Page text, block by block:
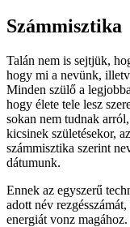
Számmisztika
Talán nem is sejtjük,
hogy mi a nevünk,
Minden szülő a
hogy élete tele lesz
sokan nem tudnak
kicsinek születésekor,
számmisztika szerint
dátumunk.
Ennek az egyszerű
adott név
energiát vonz magához.